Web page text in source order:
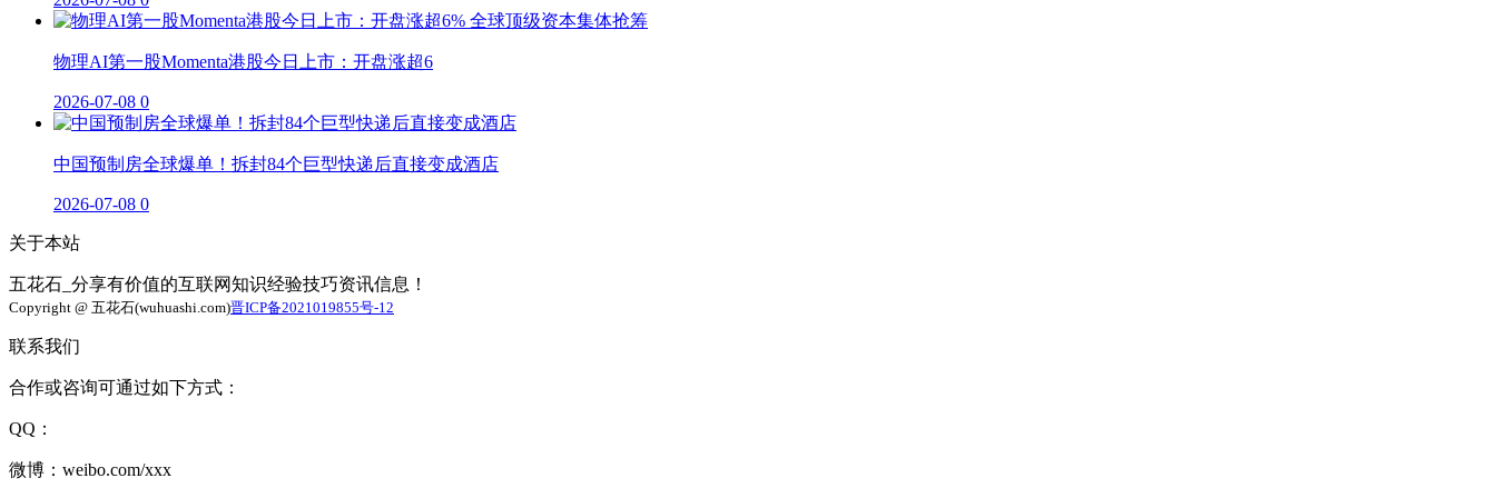
物理AI第一股Momenta港股今日上市：开盘涨超6
2026-07-08 0
中国预制房全球爆单！拆封84个巨型快递后直接变成酒店
2026-07-08 0
关于本站
五花石_分享有价值的互联网知识经验技巧资讯信息！
Copyright @ 五花石(wuhuashi.com)晋ICP备2021019855号-12
联系我们
合作或咨询可通过如下方式：
QQ：
微博：weibo.com/xxx